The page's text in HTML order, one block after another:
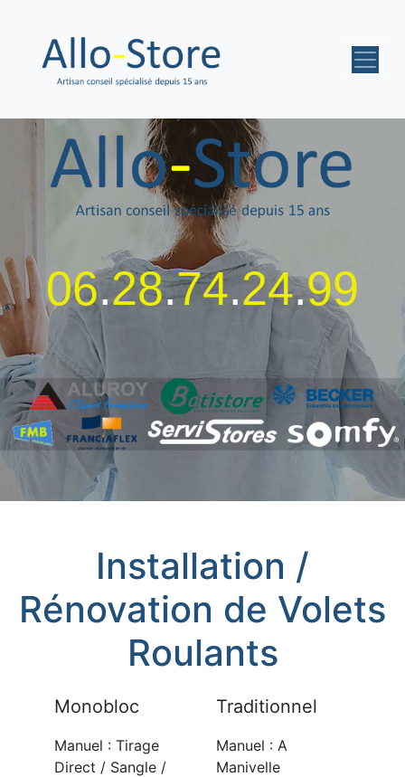
06.28.74.24.99
Installation /
Rénovation de Volets
Roulants
Monobloc
Manuel : Tirage
Direct / Sangle /
Traditionnel
Manuel : A
Manivelle